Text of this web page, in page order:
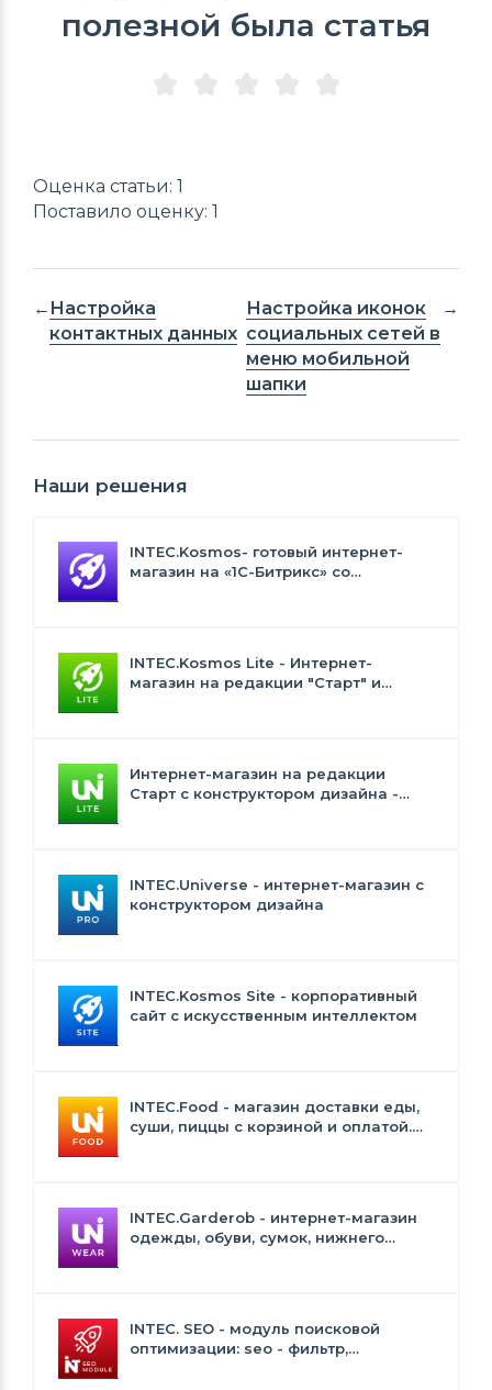
полезной была статья
Оценка статьи: 1
Поставило оценку: 1
Настройка
контактных данных
Настройка иконок
социальных сетей в
меню мобильной
шапки
Наши решения
INTEC.Kosmos- готовый интернет-
магазин на «1С-Битрикс» со
INTEC.Kosmos Lite - Интернет-
магазин на редакции "Старт" и
Интернет-магазин на редакции
Старт с конструктором дизайна -
INTEC.Universe - интернет-магазин с
конструктором дизайна
INTEC.Kosmos Site - корпоративный
сайт с искусственным интеллектом
INTEC.Food - магазин доставки еды,
суши, пиццы с корзиной и оплатой.
INTEC.Garderob - интернет-магазин
одежды, обуви, сумок, нижнего
INTEC. SEO - модуль поисковой
оптимизации: seo - фильтр,